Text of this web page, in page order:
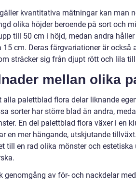
kvantitativa mätningar kan man
olika höjder beroende på sort och
till 50 cm i höjd, medan andra
15 cm. Deras färgvariationer är också
sträcker sig från djupt rött och lila
mellan olika
alla palettblad flora delar liknande
sorter har större blad än andra,
En del palettblad flora växer i en
en mer hängande, utskjutande
till en rad olika mönster och
genomgång av för- och nackdelar